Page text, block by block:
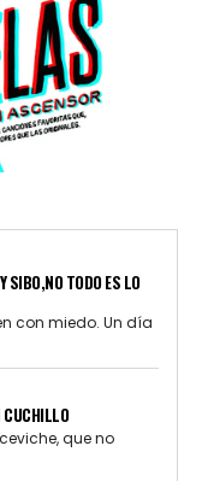
SIBO,NO TODO ES LO
con miedo. Un día
CUCHILLO
que no